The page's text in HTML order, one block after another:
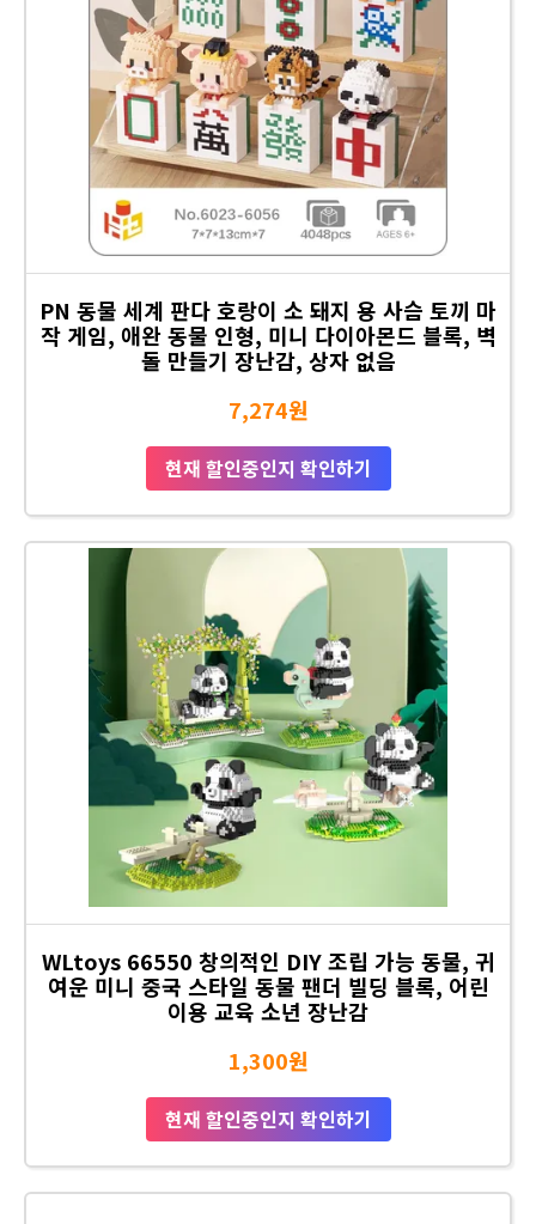
PN 동물 세계 판다 호랑이 소 돼지 용 사슴 토끼 마
작 게임, 애완 동물 인형, 미니 다이아몬드 블록, 벽
돌 만들기 장난감, 상자 없음
7,274원
현재 할인중인지 확인하기
WLtoys 66550 창의적인 DIY 조립 가능 동물, 귀
여운 미니 중국 스타일 동물 팬더 빌딩 블록, 어린
이용 교육 소년 장난감
1,300원
현재 할인중인지 확인하기